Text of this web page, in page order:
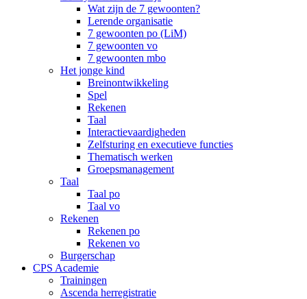
Wat zijn de 7 gewoonten?
Lerende organisatie
7 gewoonten po (LiM)
7 gewoonten vo
7 gewoonten mbo
Het jonge kind
Breinontwikkeling
Spel
Rekenen
Taal
Interactievaardigheden
Zelfsturing en executieve functies
Thematisch werken
Groepsmanagement
Taal
Taal po
Taal vo
Rekenen
Rekenen po
Rekenen vo
Burgerschap
CPS Academie
Trainingen
Ascenda herregistratie